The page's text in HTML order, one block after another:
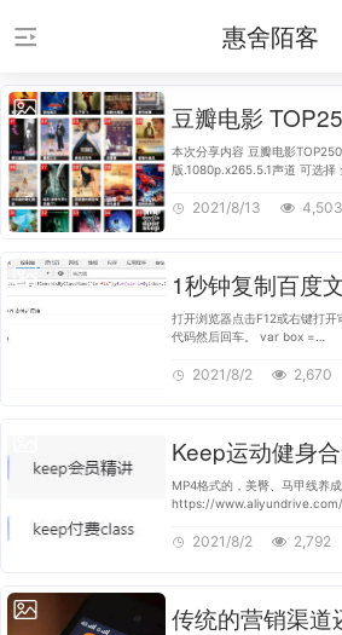
惠舍陌客
豆瓣电影
本次分享内容 豆瓣电影
版.1080p.x265.5.1声道 可选择
压片Pdf文件预览表 影片名称 …
2021/8/13 4,503
1秒钟复制百度
打开浏览器点击F12或右键打
代码然后回车。 var box =
i=0;i<box.length;i++){
2021/8/2 2,670
MP4格式的，美臀、马甲线养
https://www.aliyundrive.com/s/
2021/8/2 2,792
传统的营销渠道